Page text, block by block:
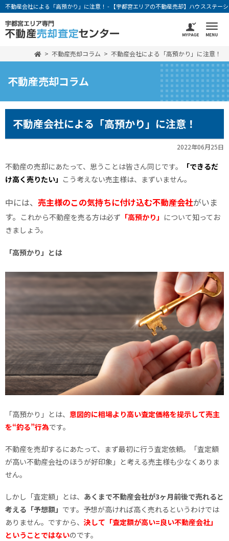
不動産会社による「高預かり」に注意！ - 【宇都宮エリアの不動産売却】ハウスステー
不動産売却コラム 不動産会社による「高預かり」に注意！
不動産売却コラム
不動産会社による「高預かり」に注意！
2022年06月25日
不動産の売却にあたって、思うことは皆さん同じです。
「できるだ
け高く売りたい」 こう考えない売主様は、まずいません。
中には、 売主様のこの気持ちに付け込む不動産会社がいま
す。 これから不動産を売る方は必ず 「高預かり」 について知ってお
きましょう。
「高預かり」とは
「高預かり」とは、 意図的に相場より高い査定価格を提示して売主
を“釣る”行為です。
不動産を売却するにあたって、まず最初に行う査定依頼。「査定額
が高い不動産会社のほうが好印象」と考える売主様も少なくありま
せん。
しかし「査定額」とは、 あくまで不動産会社が3ヶ月前後で売れると
考える「予想額」 です。予想が高ければ高く売れるというわけでは
ありません。ですから、 決して 「査定額が高い=良い不動産会社」
ということではないのです。